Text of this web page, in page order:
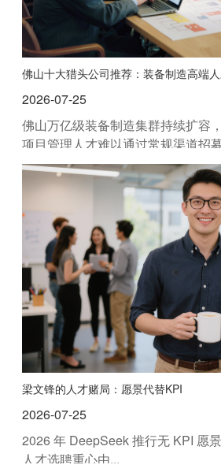
佛山十大猎头公司推荐：装备制造高端
2026-07-25
佛山万亿级装备制造集群持续扩容
项目管理人才难以通过常规渠道招
梁文锋的人才赌局：愿景代替KPI
2026-07-25
2026 年 DeepSeek 推行无 KPI 愿
人才选聘重心由...